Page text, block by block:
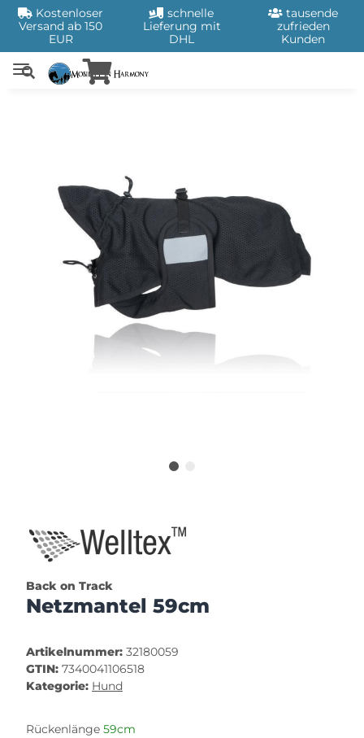
Kostenloser
Versand ab 150
EUR
schnelle
Lieferung mit
DHL
tausende
zufrieden
Kunden
Back on Track
Netzmantel 59cm
Artikelnummer: 32180059
GTIN: 7340041106518
Kategorie: Hund
Rückenlänge 59cm